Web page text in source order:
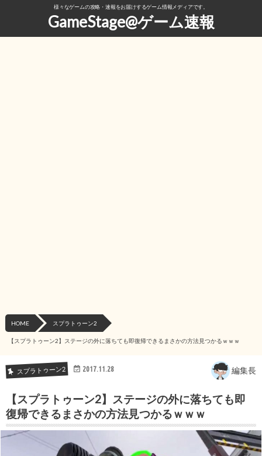
様々なゲームの攻略・速報をお届けするゲーム情報メディアです。
GameStage@ゲーム速報
HOME スプラトゥーン2
【スプラトゥーン2】ステージの外に落ちても即復帰できるまさかの方法見つかるｗｗｗ
スプラトゥーン2 2017.11.28 編集長
【スプラトゥーン2】ステージの外に落ちても即
復帰できるまさかの方法見つかるｗｗｗ